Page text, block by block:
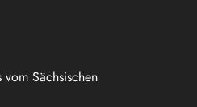
Sächsischen